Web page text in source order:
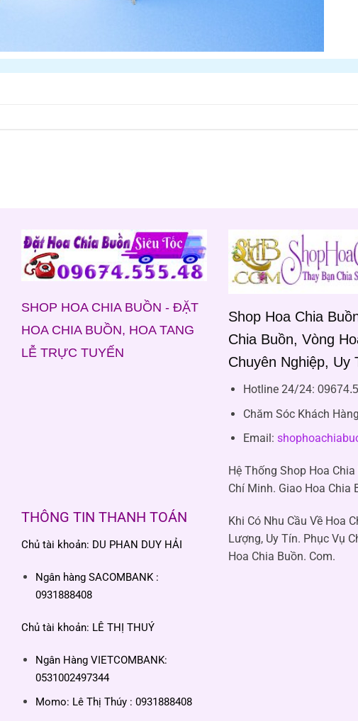
SHOP HOA CHIA BUỒN - ĐẶT
HOA CHIA BUỒN, HOA TANG
LỄ TRỰC TUYẾN
THÔNG TIN THANH TOÁN
Chủ tài khoản: DU PHAN DUY HẢI
Ngân hàng SACOMBANK :
0931888408
Chủ tài khoản: LÊ THỊ THUÝ
Ngân Hàng VIETCOMBANK:
0531002497344
Momo: Lê Thị Thúy : 0931888408
Shop Hoa Chia
Chia Buồn, Vòng
Chuyên Nghiệp, Uy
Hotline 24/24:
Chăm Sóc Khách Hàng
Email:
Hệ Thống Shop Hoa
Chí Minh. Giao Hoa Chia
Khi Có Nhu Cầu Về Hoa
Lượng, Uy Tín. Phục Vụ
Hoa Chia Buồn. Com.